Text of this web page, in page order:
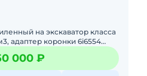
на экскаватор класса
адаптер коронки 6i6554
боковины) 166-2877
000 ₽